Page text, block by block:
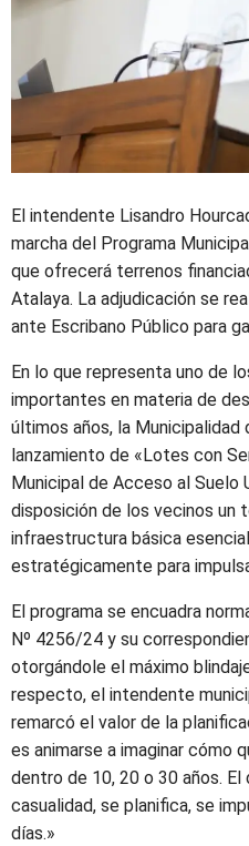
El intendente Lisandro
marcha del Programa
que ofrecerá terrenos
Atalaya. La adjudicación se
ante Escribano Público para
En lo que representa uno de
importantes en materia de
últimos años, la Municipalidad
lanzamiento de «Lotes con
Municipal de Acceso al Suelo
disposición de los vecinos
infraestructura básica
estratégicamente para
El programa se encuadra
Nº 4256/24 y su
otorgándole el máximo
respecto, el intendente
remarcó el valor de la
es animarse a imaginar cómo
dentro de 10, 20 o 30 años.
casualidad, se planifica, se
días.»